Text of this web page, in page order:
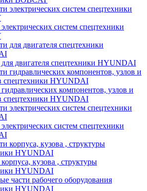
систем спецтехники
для двигателя спецтехники HYUNDAI
гидравлических компонентов, узлов и
спецтехники HYUNDAI
систем спецтехники
кузова , структуры
HYUNDAI